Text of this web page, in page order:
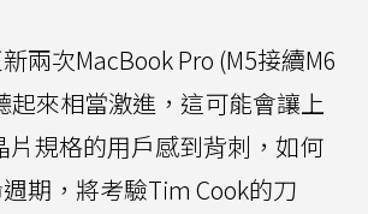
兩次MacBook Pro (M5接續M6
起來相當激進，這可能會讓上
片規格的用戶感到背刺，如何
期，將考驗Tim Cook的刀